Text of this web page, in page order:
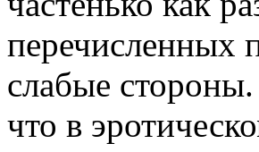
перечисленных
слабые
что в